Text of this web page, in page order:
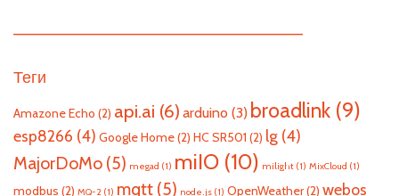
—————————————————————————
Теги
Amazone Echo (2) api.ai (6) arduino (3) broadlink (9)
esp8266 (4) Google Home(2) HC SR501 (2) lg (4)
MajorDoMo (5) megad (1) miIO (10) milight (1) MixCloud (1)
modbus (2) MQ-2 (1) mqtt (5) node.js (1) OpenWeather(2) webos